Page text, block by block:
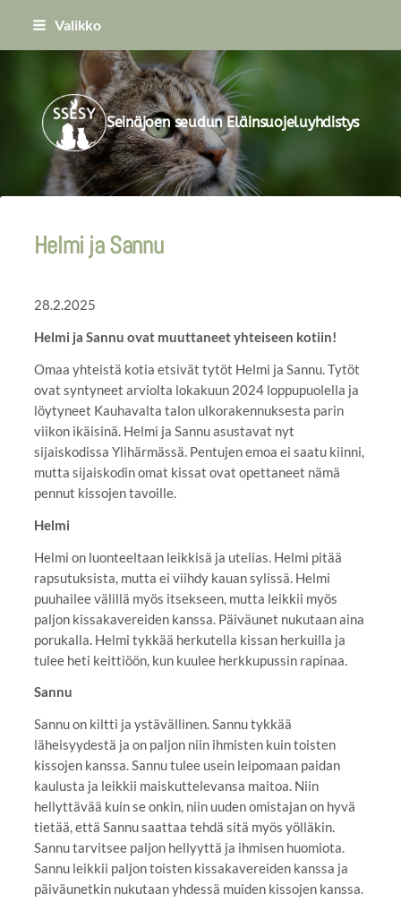
Siirry
Valikko
Seinäjoen seudun Eläinsuojeluyhdistys
Helmi ja Sannu
28.2.2025
Helmi ja Sannu ovat muuttaneet yhteiseen kotiin!
Omaa yhteistä kotia etsivät tytöt Helmi ja Sannu. Tytöt
ovat syntyneet arviolta lokakuun 2024 loppupuolella ja
löytyneet Kauhavalta talon ulkorakennuksesta parin
viikon ikäisinä. Helmi ja Sannu asustavat nyt
sijaiskodissa Ylihärmässä. Pentujen emoa ei saatu kiinni,
mutta sijaiskodin omat kissat ovat opettaneet nämä
pennut kissojen tavoille.
Helmi
Helmi on luonteeltaan leikkisä ja utelias. Helmi pitää
rapsutuksista, mutta ei viihdy kauan sylissä. Helmi
puuhailee välillä myös itsekseen, mutta leikkii myös
paljon kissakavereiden kanssa. Päiväunet nukutaan aina
porukalla. Helmi tykkää herkutella kissan herkuilla ja
tulee heti keittiöön, kun kuulee herkkupussin rapinaa.
Sannu
Sannu on kiltti ja ystävällinen. Sannu tykkää
läheisyydestä ja on paljon niin ihmisten kuin toisten
kissojen kanssa. Sannu tulee usein leipomaan paidan
kaulusta ja leikkii maiskuttelevansa maitoa. Niin
hellyttävää kuin se onkin, niin uuden omistajan on hyvä
tietää, että Sannu saattaa tehdä sitä myös yölläkin.
Sannu tarvitsee paljon hellyyttä ja ihmisen huomiota.
Sannu leikkii paljon toisten kissakavereiden kanssa ja
päiväunetkin nukutaan yhdessä muiden kissojen kanssa.